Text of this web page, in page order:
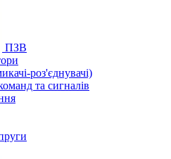
ПЗВ
роз'єднувачі)
та сигналів